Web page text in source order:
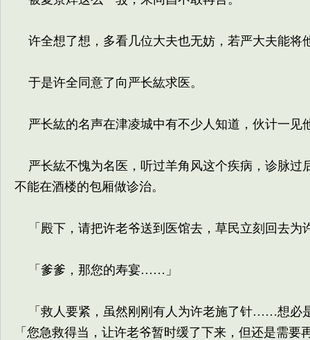
许全想了想，多看几位大夫也无妨，若严大夫能将
于是许全同意了向严长紘求医。
严长紘的名声在津凌城中有不少人知道，伙计一见
严长紘不愧为名医，听过羊角风这个疾病，诊脉
不能在酒楼的包厢做诊治。
「殿下，请把许老爷送到医馆去，草民立刻回去为
「爹爹，那您的寿宴……」
「救人要紧，虽然刚刚有人为许老施了针……想必
「您急救得当，让许老爷暂时缓了下来，但还是需